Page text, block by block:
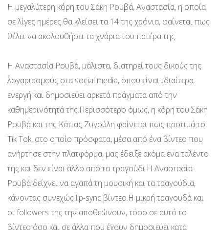
Η μεγαλύτερη κόρη του Σάκη Ρουβά, Αναστασία, η οποία
σε λίγες ημέρες θα κλείσει τα 14 της χρόνια, φαίνεται πως
θέλει να ακολουθήσει τα χνάρια του πατέρα της.
Η Αναστασία Ρουβά, μάλιστα, διατηρεί τους δικούς της
λογαριασμούς στα social media, όπου είναι ιδιαίτερα
ενεργή και δημοσιεύει αρκετά πράγματα από την
καθημερινότητά της.Περισσότερο όμως, η κόρη του Σάκη
Ρουβά και της Κάτιας Ζυγούλη φαίνεται πως προτιμά το
Tik Tok, στο οποίο πρόσφατα, μέσα από ένα βίντεο που
ανήρτησε στην πλατφόρμα, μας έδειξε ακόμα ένα ταλέντο
της και δεν είναι άλλο από το τραγούδι.Η Αναστασία
Ρουβά δείχνει να αγαπά τη μουσική και τα τραγούδια,
κάνοντας συνεχώς lip-sync βίντεο.Η μικρή τραγουδά και
οι followers της την αποθεώνουν, τόσο σε αυτό το
βίντεο όσο και σε άλλα που έχουν δημοσιεύει κατά